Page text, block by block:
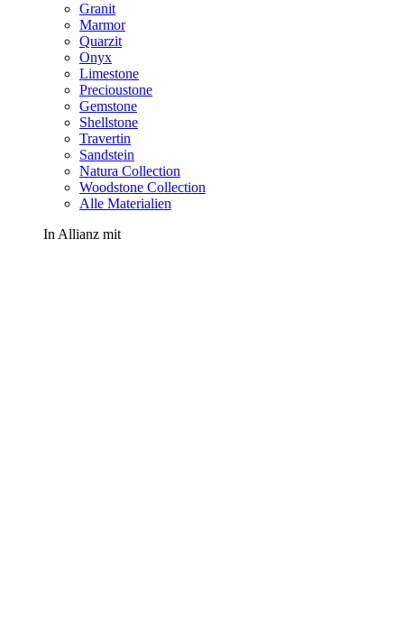
Granit
Marmor
Quarzit
Onyx
Limestone
Precioustone
Gemstone
Shellstone
Travertin
Sandstein
Natura Collection
Woodstone Collection
Alle Materialien
In Allianz mit